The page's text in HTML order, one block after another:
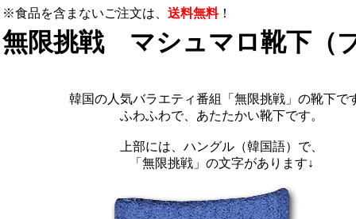
※食品を含まないご注文は、 送料無料！
無限挑戦 マシュマロ靴下（
韓国の人気バラエティ番組「無限挑戦」の靴下で
ふわふわで、あたたかい靴下です。
上部には、ハングル（韓国語）で、
「無限挑戦」の文字があります↓